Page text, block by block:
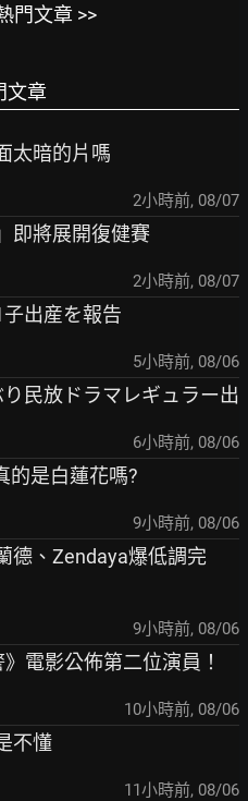
門文章 >>
文章
太暗的片嗎
2小時前, 08/07
即將展開復健賽
2小時前, 08/07
出産を報告
5小時前, 08/06
民放ドラマレギュラー出
6小時前, 08/06
的是白蓮花嗎?
9小時前, 08/06
德、Zendaya爆低調完
9小時前, 08/06
電影公佈第二位演員！
10小時前, 08/06
不懂
11小時前, 08/06